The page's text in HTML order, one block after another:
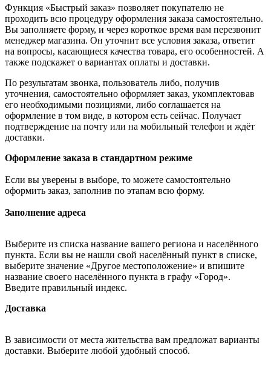
Функция «Быстрый заказ» позволяет покупателю не
проходить всю процедуру оформления заказа самостоятельно.
Вы заполняете форму, и через короткое время вам перезвонит
менеджер магазина. Он уточнит все условия заказа, ответит
на вопросы, касающиеся качества товара, его особенностей. А
также подскажет о вариантах оплаты и доставки.
По результатам звонка, пользователь либо, получив
уточнения, самостоятельно оформляет заказ, укомплектовав
его необходимыми позициями, либо соглашается на
оформление в том виде, в котором есть сейчас. Получает
подтверждение на почту или на мобильный телефон и ждёт
доставки.
Оформление заказа в стандартном режиме
Если вы уверены в выборе, то можете самостоятельно
оформить заказ, заполнив по этапам всю форму.
Заполнение адреса
Выберите из списка название вашего региона и населённого
пункта. Если вы не нашли свой населённый пункт в списке,
выберите значение «Другое местоположение» и впишите
название своего населённого пункта в графу «Город».
Введите правильный индекс.
Доставка
В зависимости от места жительства вам предложат варианты
доставки. Выберите любой удобный способ.